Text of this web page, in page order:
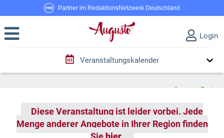
Partner im RedaktionsNetzwerk Deutschland
Login
Veranstaltungskalender
Diese Veranstaltung ist leider vorbei. Jede
Menge anderer Angebote in Ihrer Region finden